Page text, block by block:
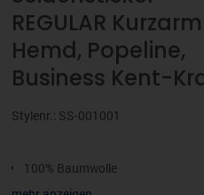
REGULAR
Hemd, Popeline,
Business Kent-
Stylenr.: SS-001001
100% Baumwolle
Regular